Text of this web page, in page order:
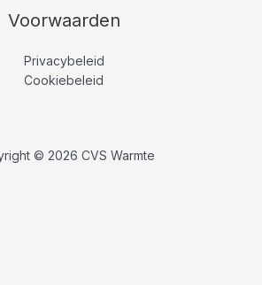
Voorwaarden
Privacybeleid
Cookiebeleid
© 2026 CVS Warmte